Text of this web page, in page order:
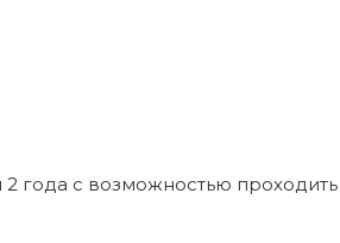
года с возможностью